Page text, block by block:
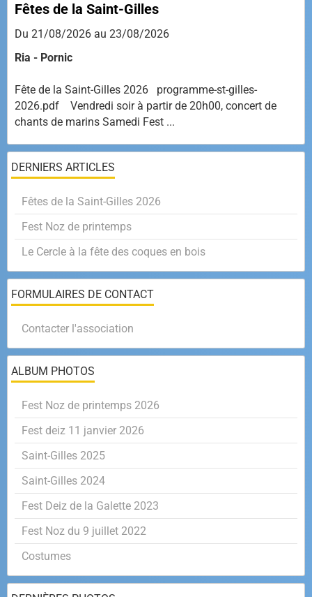
Fêtes de la Saint-Gilles
Du 21/08/2026 au 23/08/2026
Ria - Pornic
Fête de la Saint-Gilles 2026 programme-st-gilles-
2026.pdf Vendredi soir à partir de 20h00, concert de
chants de marins Samedi Fest ...
DERNIERS ARTICLES
Fêtes de la Saint-Gilles 2026
Fest Noz de printemps
Le Cercle à la fête des coques en bois
FORMULAIRES DE CONTACT
Contacter l'association
ALBUM PHOTOS
Fest Noz de printemps 2026
Fest deiz 11 janvier 2026
Saint-Gilles 2025
Saint-Gilles 2024
Fest Deiz de la Galette 2023
Fest Noz du 9 juillet 2022
Costumes